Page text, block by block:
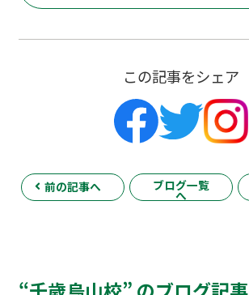
この記事をシェア
前の記事へ ブログ一覧
へ